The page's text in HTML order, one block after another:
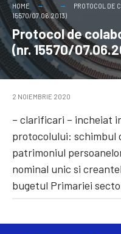
HOME
PROTOCOL DE
15570/07.06.2013)
Protocol de
(nr. 15570/
2 NOIEMBRIE 2020
– clarificari – incheiat
protocolului: schimbul
patrimoniul
nominal unic si
bugetul Primariei